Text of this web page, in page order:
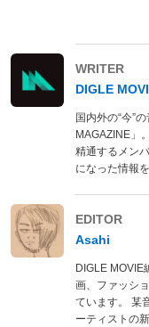
WRITER
DIGLE
国内外の“今”
MAGAZINE」
精通するメン
になった情報
EDITOR
Asahi
DIGLE MOVIE
画、ファッシ
ています。 某
ーティストの